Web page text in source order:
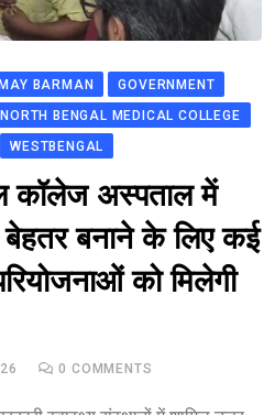
BARMAN
GOVERNMENT
NORTH BENGAL MEDICAL COLLEGE
WESTBENGAL
कॉलेज अस्पताल में
बनाने के लिए कई
को मिलेगी
0 COMMENTS